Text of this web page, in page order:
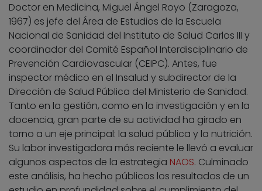
Doctor en Medicina, Miguel Ángel Royo (Zaragoza,
1967) es jefe del Área de Estudios de la Escuela
Nacional de Sanidad del Instituto de Salud Carlos III y
coordinador del Comité Español Interdisciplinario de
Prevención Cardiovascular (CEIPC). Antes, fue
inspector médico en el Insalud y subdirector de la
Dirección de Salud Pública del Ministerio de Sanidad.
Tanto en la gestión, como en la investigación y en la
docencia, gran parte de su actividad ha girado en
torno a un eje principal: la salud pública y la nutrición.
Su labor investigadora más reciente le llevó a evaluar
algunos aspectos de la estrategia NAOS. Culminado
este análisis, ha hecho públicos los resultados de un